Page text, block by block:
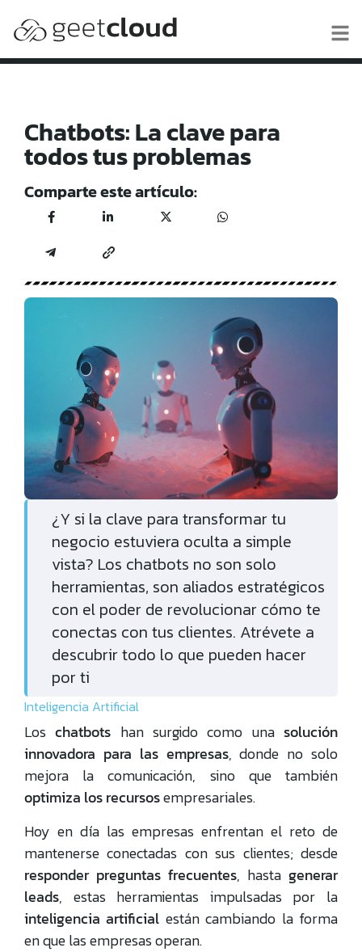
Chatbots: La clave para
todos tus problemas
Comparte este artículo:
¿Y si la clave para transformar tu
negocio estuviera oculta a simple
vista? Los chatbots no son solo
herramientas, son aliados estratégicos
con el poder de revolucionar cómo te
conectas con tus clientes. Atrévete a
descubrir todo lo que pueden hacer
por ti
Inteligencia Artificial
Loschatbots han surgido como unasolución
innovadora para las empresas, donde no solo
mejora la comunicación, sino que también
optimiza los recursosempresariales.
Hoy en día las empresas enfrentan el reto de
mantenerse conectadas con sus clientes; desde
responder preguntas frecuentes, hasta generar
leads, estas herramientas impulsadas por la
inteligencia artificial están cambiando la forma
en que las empresas operan.